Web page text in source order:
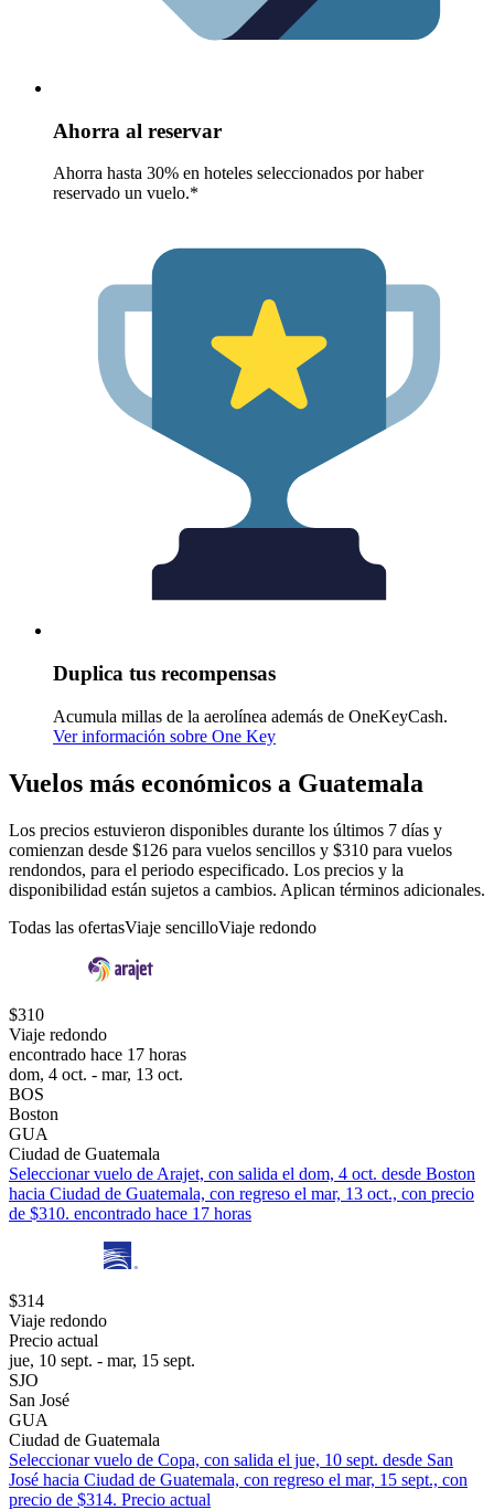
Ahorra al reservar
Ahorra hasta 30% en hoteles seleccionados por haber
reservado un vuelo.*
Duplica tus recompensas
Acumula millas de la aerolínea además de OneKeyCash.
Ver información sobre One Key
Vuelos más económicos a Guatemala
Los precios estuvieron disponibles durante los últimos 7 días y
comienzan desde $126 para vuelos sencillos y $310 para vuelos
rendondos, para el periodo especificado. Los precios y la
disponibilidad están sujetos a cambios. Aplican términos adicionales.
Todas las ofertasViaje sencilloViaje redondo
$310
Viaje redondo
encontrado hace 17 horas
dom, 4 oct. - mar, 13 oct.
BOS
Boston
GUA
Ciudad de Guatemala
Seleccionar vuelo de Arajet, con salida el dom, 4 oct. desde Boston
hacia Ciudad de Guatemala, con regreso el mar, 13 oct., con precio
de $310. encontrado hace 17 horas
$314
Viaje redondo
Precio actual
jue, 10 sept. - mar, 15 sept.
SJO
San José
GUA
Ciudad de Guatemala
Seleccionar vuelo de Copa, con salida el jue, 10 sept. desde San
José hacia Ciudad de Guatemala, con regreso el mar, 15 sept., con
precio de $314. Precio actual